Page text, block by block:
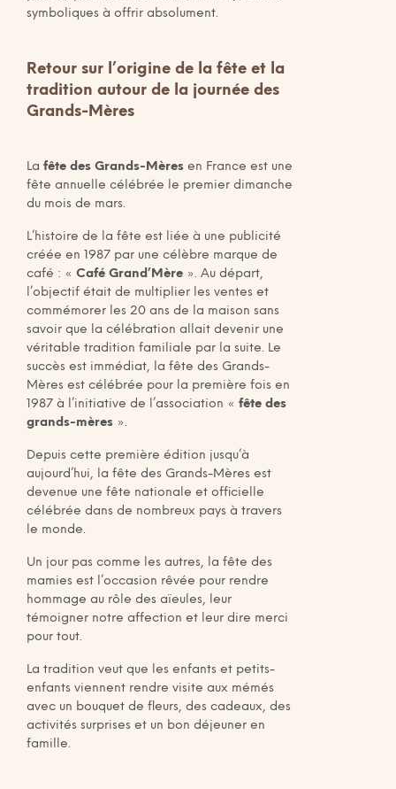
symboliques à offrir absolument.
Retour sur l’origine de la fête et la
tradition autour de la journée des
Grands-Mères
La fête des Grands-Mères en France est une
fête annuelle célébrée le premier dimanche
du mois de mars.
L’histoire de la fête est liée à une publicité
créée en 1987 par une célèbre marque de
café : « Café Grand’Mère ». Au départ,
l’objectif était de multiplier les ventes et
commémorer les 20 ans de la maison sans
savoir que la célébration allait devenir une
véritable tradition familiale par la suite. Le
succès est immédiat, la fête des Grands-
Mères est célébrée pour la première fois en
1987 à l’initiative de l’association « fête des
grands-mères ».
Depuis cette première édition jusqu’à
aujourd’hui, la fête des Grands-Mères est
devenue une fête nationale et officielle
célébrée dans de nombreux pays à travers
le monde.
Un jour pas comme les autres, la fête des
mamies est l’occasion rêvée pour rendre
hommage au rôle des aïeules, leur
témoigner notre affection et leur dire merci
pour tout.
La tradition veut que les enfants et petits-
enfants viennent rendre visite aux mémés
avec un bouquet de fleurs, des cadeaux, des
activités surprises et un bon déjeuner en
famille.